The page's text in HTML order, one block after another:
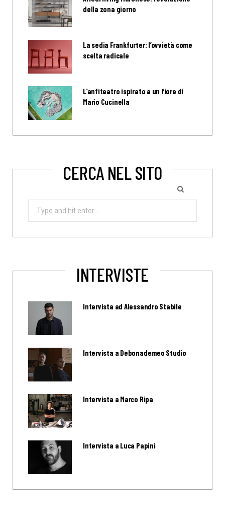
della zona giorno
La sedia Frankfurter: l’ovvietà come
scelta radicale
L’anfiteatro ispirato a un fiore di
Mario Cucinella
CERCA NEL SITO
Search
INTERVISTE
Intervista ad Alessandro Stabile
Intervista a Debonademeo Studio
Intervista a Marco Ripa
Intervista a Luca Papini